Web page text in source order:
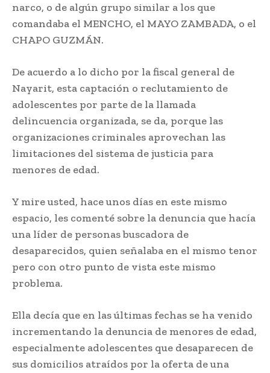
narco, o de algún grupo similar a los que
comandaba el MENCHO, el MAYO ZAMBADA, o el
CHAPO GUZMÁN.
De acuerdo a lo dicho por la fiscal general de
Nayarit, esta captación o reclutamiento de
adolescentes por parte de la llamada
delincuencia organizada, se da, porque las
organizaciones criminales aprovechan las
limitaciones del sistema de justicia para
menores de edad.
Y mire usted, hace unos días en este mismo
espacio, les comenté sobre la denuncia que hacía
una líder de personas buscadora de
desaparecidos, quien señalaba en el mismo tenor
pero con otro punto de vista este mismo
problema.
Ella decía que en las últimas fechas se ha venido
incrementando la denuncia de menores de edad,
especialmente adolescentes que desaparecen de
sus domicilios atraídos por la oferta de una